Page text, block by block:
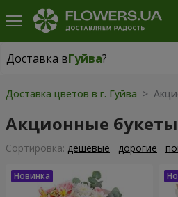
Доставка вГуйва?
Доставка вГуйва
Доставка цветов в г. Гуйва >
Акционные букеты
Cортировка: дешевые дорогие